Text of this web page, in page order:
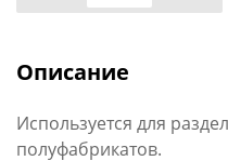
Описание
Используется для
полуфабрикатов.